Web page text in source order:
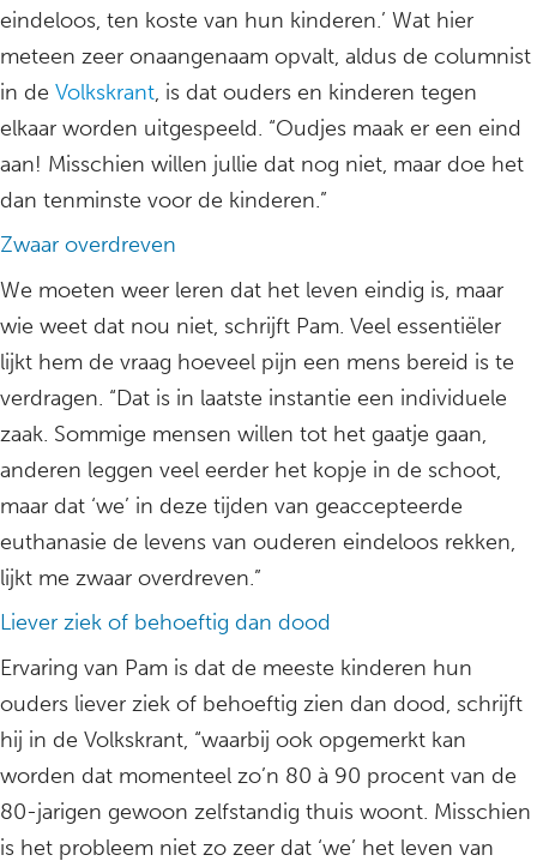
eindeloos, ten koste van hun kinderen.’ Wat hier
meteen zeer onaangenaam opvalt, aldus de columnist
in de Volkskrant, is dat ouders en kinderen tegen
elkaar worden uitgespeeld. “Oudjes maak er een eind
aan! Misschien willen jullie dat nog niet, maar doe het
dan tenminste voor de kinderen.”
Zwaar overdreven
We moeten weer leren dat het leven eindig is, maar
wie weet dat nou niet, schrijft Pam. Veel essentiëler
lijkt hem de vraag hoeveel pijn een mens bereid is te
verdragen. “Dat is in laatste instantie een individuele
zaak. Sommige mensen willen tot het gaatje gaan,
anderen leggen veel eerder het kopje in de schoot,
maar dat ‘we’ in deze tijden van geaccepteerde
euthanasie de levens van ouderen eindeloos rekken,
lijkt me zwaar overdreven.”
Liever ziek of behoeftig dan dood
Ervaring van Pam is dat de meeste kinderen hun
ouders liever ziek of behoeftig zien dan dood, schrijft
hij in de Volkskrant, “waarbij ook opgemerkt kan
worden dat momenteel zo’n 80 à 90 procent van de
80-jarigen gewoon zelfstandig thuis woont. Misschien
is het probleem niet zo zeer dat ‘we’ het leven van